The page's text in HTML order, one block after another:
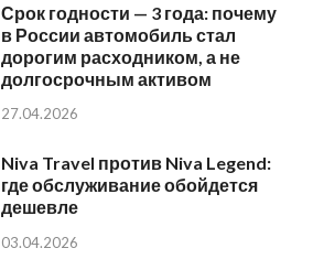
Срок годности — 3 года: почему
в России автомобиль стал
дорогим расходником, а не
долгосрочным активом
27.04.2026
Niva Travel против Niva Legend:
где обслуживание обойдется
дешевле
03.04.2026